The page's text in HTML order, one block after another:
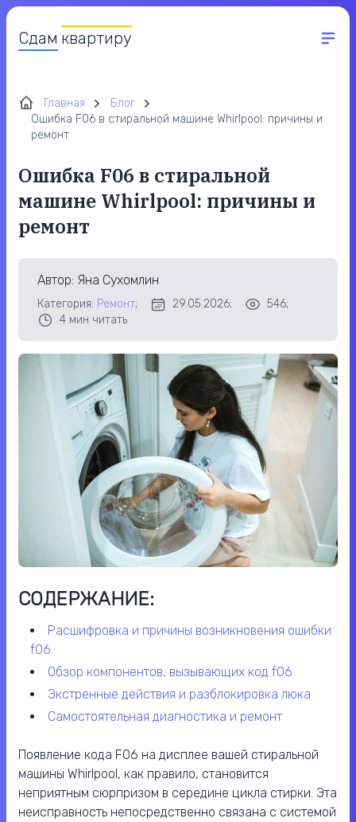
Сдам квартиру
Главная
Блог
Ошибка F06 в стиральной машине Whirlpool: причины и
ремонт
Ошибка F06 в стиральной
машине Whirlpool: причины и
ремонт
Автор: Яна Сухомлин
Категория: Ремонт; 29.05.2026;
546;
4 мин читать
СОДЕРЖАНИЕ:
расшифровка и причины возникновения ошибки
f06
обзор компонентов, вызывающих код f06
экстренные действия и разблокировка люка
самостоятельная диагностика и ремонт
Появление кода F06 на дисплее вашей стиральной
машины Whirlpool, как правило, становится
неприятным сюрпризом в середине цикла стирки. Эта
неисправность непосредственно связана с системой